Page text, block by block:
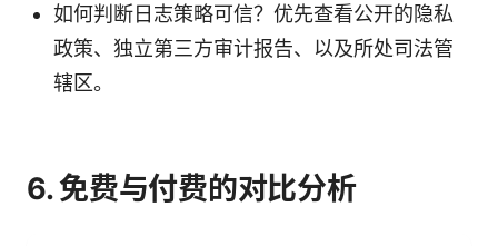
如何判断日志策略可信？优先查看公开的隐私
政策、独立第三方审计报告、以及所处司法管
辖区。
6. 免费与付费的对比分析